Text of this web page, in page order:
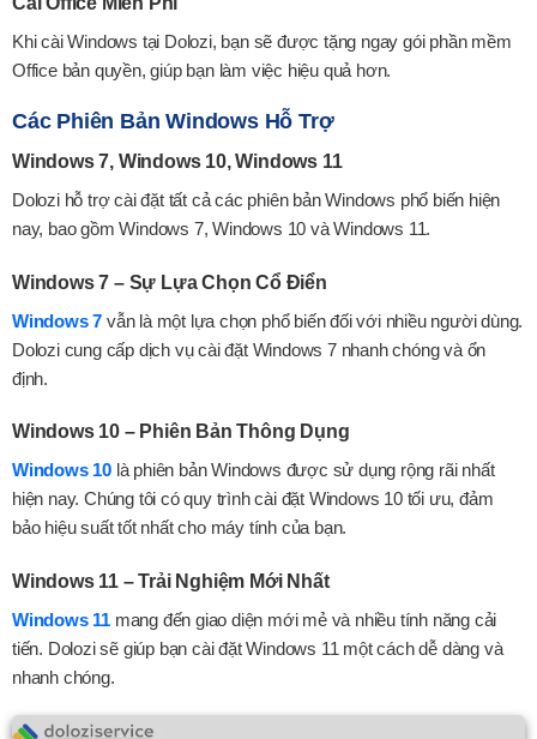
Khi cài Windows tại Dolozi, bạn sẽ được tặng ngay gói phần mềm
Office bản quyền, giúp bạn làm việc hiệu quả hơn.
Các Phiên Bản Windows Hỗ Trợ
Windows 7, Windows 10, Windows 11
Dolozi hỗ trợ cài đặt tất cả các phiên bản Windows phổ biến hiện
nay, bao gồm Windows 7, Windows 10 và Windows 11.
Windows 7 – Sự Lựa Chọn Cổ Điển
Windows 7 vẫn là một lựa chọn phổ biến đối với nhiều người dùng.
Dolozi cung cấp dịch vụ cài đặt Windows 7 nhanh chóng và ổn
định.
Windows 10 – Phiên Bản Thông Dụng
Windows 10 là phiên bản Windows được sử dụng rộng rãi nhất
hiện nay. Chúng tôi có quy trình cài đặt Windows 10 tối ưu, đảm
bảo hiệu suất tốt nhất cho máy tính của bạn.
Windows 11 – Trải Nghiệm Mới Nhất
Windows 11 mang đến giao diện mới mẻ và nhiều tính năng cải
tiến. Dolozi sẽ giúp bạn cài đặt Windows 11 một cách dễ dàng và
nhanh chóng.